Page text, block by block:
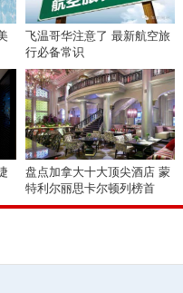
飞温哥华注意了 最新航空旅
行必备常识
盘点加拿大十大顶尖酒店 蒙
特利尔丽思卡尔顿列榜首